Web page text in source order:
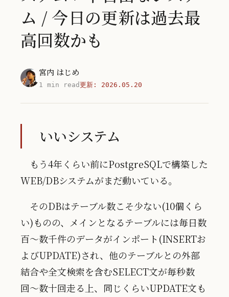
ム / 今日の更新は過去最
高回数かも
宮内 はじめ
1 min read更新: 2026.05.20
いいシステム
もう4年くらい前にPostgreSQLで構築した
WEB/DBシステムがまだ動いている。
そのDBはテーブル数こそ少ない(10個くら
い)ものの、メインとなるテーブルには毎日数
百〜数千件のデータがインポート(INSERTお
よびUPDATE)され、他のテーブルとの外部
結合や全文検索を含むSELECT文が毎秒数
回〜数十回走る上、同じくらいUPDATE文も